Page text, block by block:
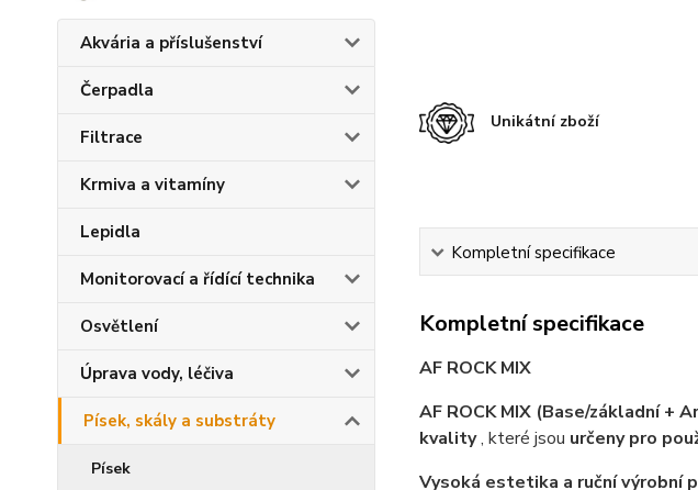
Akvária a příslušenství
Čerpadla
Filtrace
Krmiva a vitamíny
Lepidla
Monitorovací a řídící technika
Osvětlení
Úprava vody, léčiva
Písek, skály a substráty
Písek
Unikátní zboží
Kompletní specifikace
Kompletní specifikace
AF ROCK MIX
AF ROCK MIX (Base/základní +
kvality, které jsou určeny pro
Vysoká estetika a ruční výrobní